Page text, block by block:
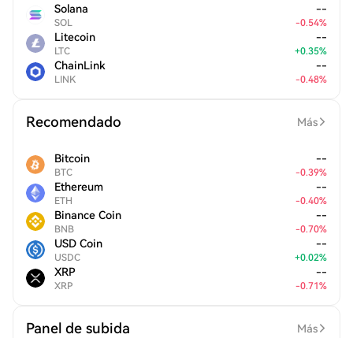
Solana
SOL
--
-0.54%
Litecoin
LTC
--
+0.35%
ChainLink
LINK
--
-0.48%
Recomendado Más
Bitcoin
BTC
--
-0.39%
Ethereum
ETH
--
-0.40%
Binance Coin
BNB
--
-0.70%
USD Coin
USDC
--
+0.02%
XRP
XRP
--
-0.71%
Panel de subida Más